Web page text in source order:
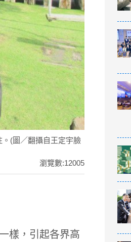
(圖／翻攝自王定宇臉
瀏覽數:12005
樣，引起各界高